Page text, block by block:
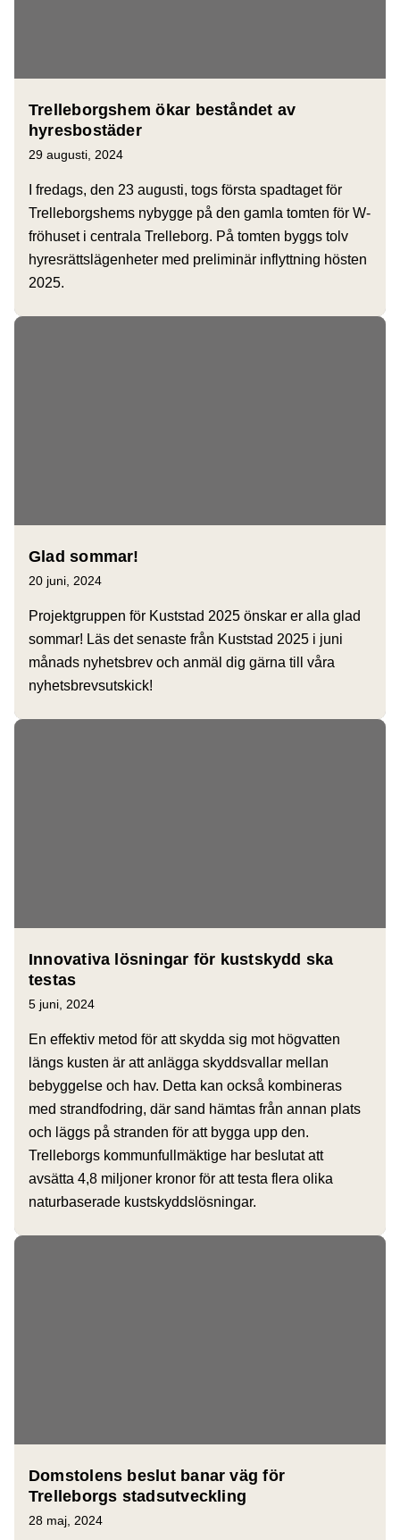
Trelleborgshem ökar beståndet av
hyresbostäder
29 augusti, 2024
I fredags, den 23 augusti, togs första spadtaget för
Trelleborgshems nybygge på den gamla tomten för W-
fröhuset i centrala Trelleborg. På tomten byggs tolv
hyresrättslägenheter med preliminär inflyttning hösten
2025.
Glad sommar!
20 juni, 2024
Projektgruppen för Kuststad 2025 önskar er alla glad
sommar! Läs det senaste från Kuststad 2025 i juni
månads nyhetsbrev och anmäl dig gärna till våra
nyhetsbrevsutskick!
Innovativa lösningar för kustskydd ska
testas
5 juni, 2024
En effektiv metod för att skydda sig mot högvatten
längs kusten är att anlägga skyddsvallar mellan
bebyggelse och hav. Detta kan också kombineras
med strandfodring, där sand hämtas från annan plats
och läggs på stranden för att bygga upp den.
Trelleborgs kommunfullmäktige har beslutat att
avsätta 4,8 miljoner kronor för att testa flera olika
naturbaserade kustskyddslösningar.
Domstolens beslut banar väg för
Trelleborgs stadsutveckling
28 maj, 2024